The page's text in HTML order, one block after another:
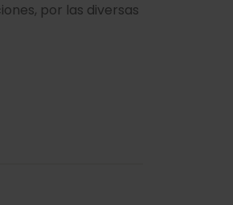
por las diversas